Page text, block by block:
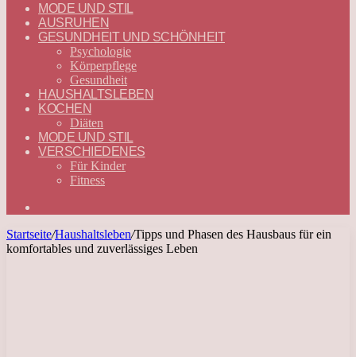
—
DEUTSCH
MODE UND STIL
AUSRUHEN
GESUNDHEIT UND SCHÖNHEIT
Psychologie
Körperpflege
Gesundheit
HAUSHALTSLEBEN
KOCHEN
Diäten
MODE UND STIL
VERSCHIEDENES
Für Kinder
Fitness
Startseite/Haushaltsleben/Tipps und Phasen des Hausbaus für ein
komfortables und zuverlässiges Leben